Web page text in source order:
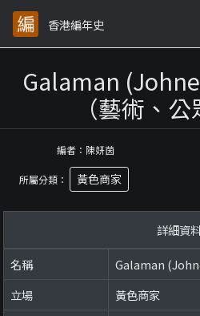
香港編年史
Galaman
（藝術、公
編者：陳妍茵
所屬分類： 黃色商家
詳細資
名稱
Galaman
立場
黃色商家